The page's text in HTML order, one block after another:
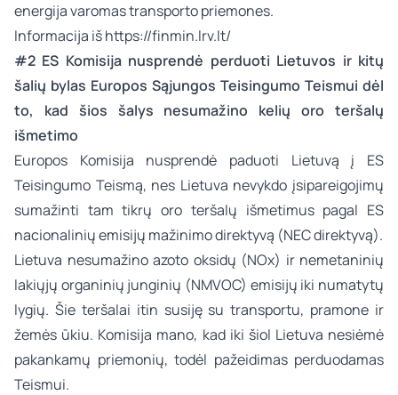
energija varomas transporto priemones.
Informacija išhttps://finmin.lrv.lt/
#2 ES Komisija nusprendė perduoti Lietuvos ir kitų
šalių bylas Europos Sąjungos Teisingumo Teismui dėl
to, kad šios šalys nesumažino kelių oro teršalų
išmetimo
Europos Komisija nusprendė paduoti Lietuvą į ES
Teisingumo Teismą, nes Lietuva nevykdo įsipareigojimų
sumažinti tam tikrų oro teršalų išmetimus pagal ES
nacionalinių emisijų mažinimo direktyvą (NEC direktyvą).
Lietuva nesumažino azoto oksidų (NOx) ir nemetaninių
lakiųjų organinių junginių (NMVOC) emisijų iki numatytų
lygių. Šie teršalai itin susiję su transportu, pramone ir
žemės ūkiu. Komisija mano, kad iki šiol Lietuva nesiėmė
pakankamų priemonių, todėl pažeidimas perduodamas
Teismui.